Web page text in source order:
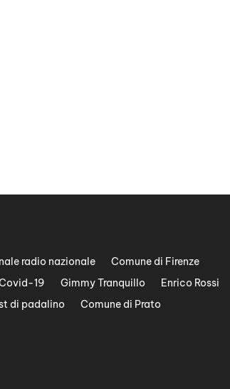
radio nazionale
Comune di Firenze
19 Gimmy Tranquillo
Enrico Rossi
di padalino
Comune di Prato